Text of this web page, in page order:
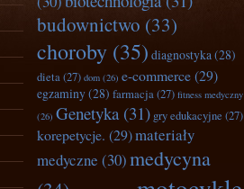
budownictwo (33)
choroby (35) diagnostyka(28)
dieta(27) dom (26) e-commerce(29)
egzaminy(28) farmacja(27) fitness medyczny
(26) Genetyka(31) gry edukacyjne (27)
korepetycje. (29)materiały
medyczne (30)medycyna